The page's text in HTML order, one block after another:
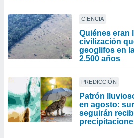
CIENCIA
Quiénes eran
civilización
geoglifos en
2.500 años
PREDICCIÓN
Patrón
en agosto:
seguirán